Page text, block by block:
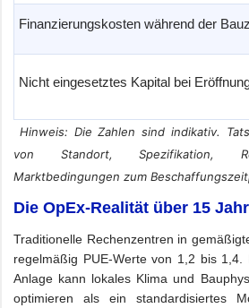
Finanzierungskosten während der
Nicht eingesetztes Kapital bei
Hinweis: Die Zahlen sind indikativ.
von Standort, Spezifikation,
Marktbedingungen zum
Die OpEx-Realität über 15
Traditionelle Rechenzentren in
regelmäßig PUE-Werte von 1,2 bis 1,4.
Anlage kann lokales Klima und
optimieren als ein standardisiertes